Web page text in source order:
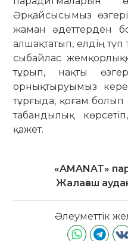
Әрқайсысымыз
жаман әдеттерден
алшақтатып, елдің
сыбайлас
тұрып, нақты
орнықтыруымыз
тұрғыда, қоғам болып
табандылық
қажет.
«AMANAT»
Жалағаш
Әлеуметтік